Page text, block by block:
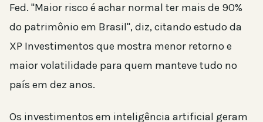
Fed. "Maior risco é achar normal ter mais de 90%
do patrimônio em Brasil", diz, citando estudo da
XP Investimentos que mostra menor retorno e
maior volatilidade para quem manteve tudo no
país em dez anos.
Os investimentos em inteligência artificial geram